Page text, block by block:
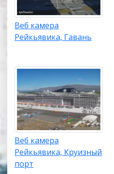
Веб камера
Рейкьявика, Гавань
Веб камера
Рейкьявика, Круизный
порт